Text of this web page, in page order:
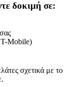
δοκιμή σε:
T-Mobile)
σχετικά με το